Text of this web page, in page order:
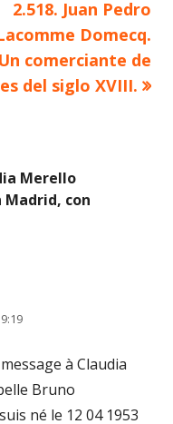
Artículo
siguiente
2.518. Juan Pedro
Domecq.
Un comerciante de
del siglo XVIII.
Merello
Madrid, con
à Claudia
Bruno
né le 12 04 1953